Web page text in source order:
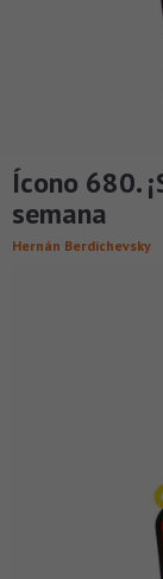
Ícono 680.
semana
Hernán Berdichevsky